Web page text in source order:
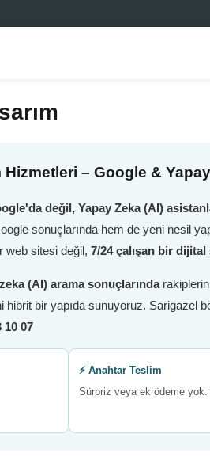
Hizmetleri – Google &
değil, Yapay Zeka (AI)
sonuçlarında hem de yeni nesil
web sitesi değil, 7/24 çalışan bir dijital
(AI) arama sonuçlarında
hibrit bir yapıda sunuyoruz. Sarigazel
10 07
⚡ Anahtar Teslim
Sürpriz veya ek ödeme yok.